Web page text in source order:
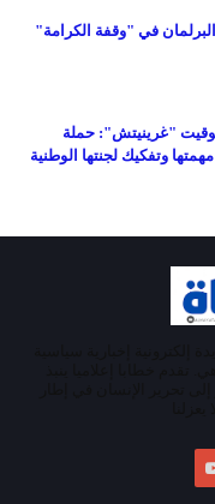
في "وقفة الكرامة"
توقيت "غرينيتش": حملة
وتفكيك لجنتها الوطنية